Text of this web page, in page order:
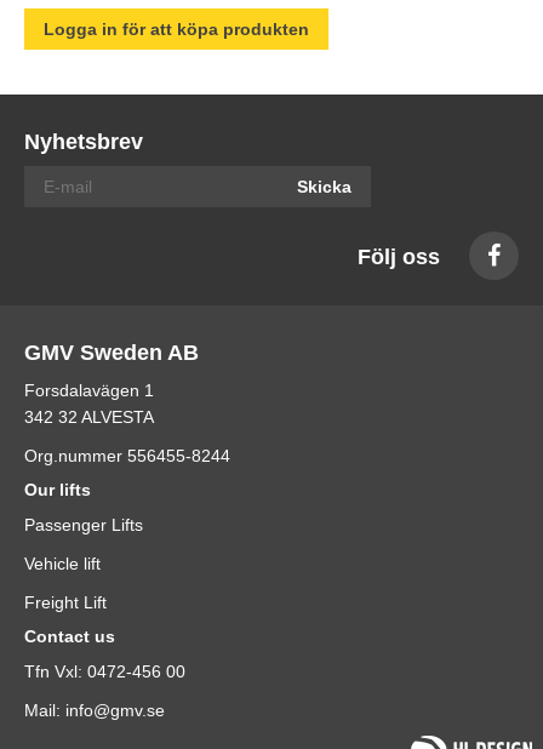
Logga in för att köpa produkten
Nyhetsbrev
Skicka
Följ oss
GMV Sweden AB
Forsdalavägen 1
342 32 ALVESTA
Org.nummer 556455-8244
Our lifts
Passenger Lifts
Vehicle lift
Freight Lift
Contact us
Tfn Vxl: 0472-456 00
Mail: info@gmv.se